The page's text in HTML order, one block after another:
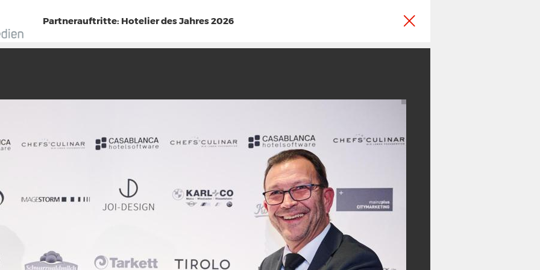
Partnerauftritte: Hotelier des Jahres 2026